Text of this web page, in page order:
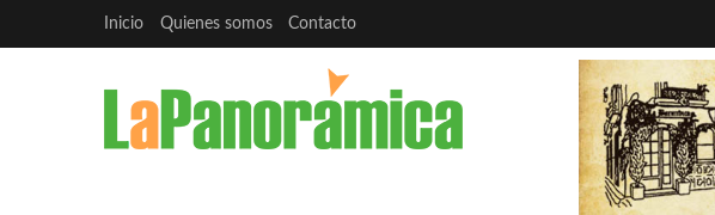
Inicio Quienes somos Contacto